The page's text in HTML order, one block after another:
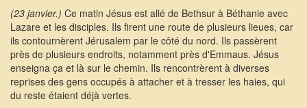
(23 janvier.) Ce matin Jésus est allé de Bethsur à Béthanie avec
Lazare et les disciples. Ils firent une route de plusieurs lieues, car
ils contournèrent Jérusalem par le côté du nord. Ils passèrent
près de plusieurs endroits, notamment près d'Emmaus. Jésus
enseigna ça et là sur le chemin. Ils rencontrèrent à diverses
reprises des gens occupés à attacher et à tresser les haies, qui
du reste étaient déjà vertes.